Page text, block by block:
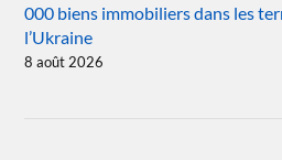
000 biens immobiliers dans les
l’Ukraine
8 août 2026